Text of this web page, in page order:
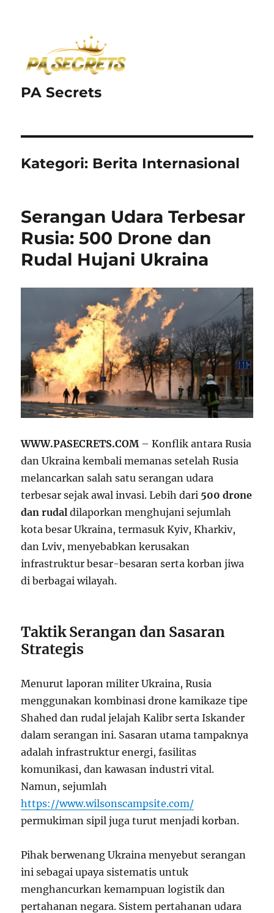
PA Secrets
Kategori: Berita Internasional
Serangan Udara Terbesar
Rusia: 500 Drone dan
Rudal Hujani Ukraina
WWW.PASECRETS.COM– Konflik antara Rusia
dan Ukraina kembali memanas setelah Rusia
melancarkan salah satu serangan udara
terbesar sejak awal invasi. Lebih dari 500 drone
dan rudal dilaporkan menghujani sejumlah
kota besar Ukraina, termasuk Kyiv, Kharkiv,
dan Lviv, menyebabkan kerusakan
infrastruktur besar-besaran serta korban jiwa
di berbagai wilayah.
Taktik Serangan dan Sasaran
Strategis
Menurut laporan militer Ukraina, Rusia
menggunakan kombinasi drone kamikaze tipe
Shahed dan rudal jelajah Kalibr serta Iskander
dalam serangan ini. Sasaran utama tampaknya
adalah infrastruktur energi, fasilitas
komunikasi, dan kawasan industri vital.
Namun, sejumlah
https://www.wilsonscampsite.com/
permukiman sipil juga turut menjadi korban.
Pihak berwenang Ukraina menyebut serangan
ini sebagai upaya sistematis untuk
menghancurkan kemampuan logistik dan
pertahanan negara. Sistem pertahanan udara